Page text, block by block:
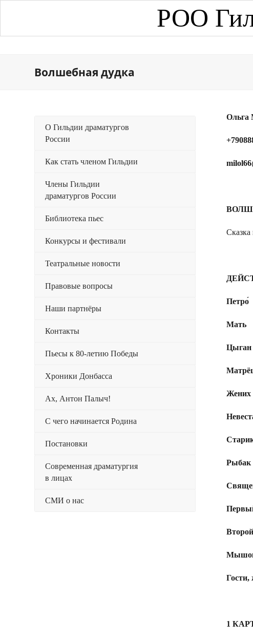
РОО
Волшебная дудка
Ольга
Сказка
Петро́
Мать
Цыган
Жених
Рыбак
1
О Гильдии драматургов
России
Как стать членом Гильдии
Члены Гильдии
драматургов России
Библиотека пьес
Конкурсы и фестивали
Театральные новости
Правовые вопросы
Наши партнёры
Контакты
Пьесы к 80-летию Победы
Хроники Донбасса
Ах, Антон Палыч!
С чего начинается Родина
Постановки
Современная драматургия
в лицах
СМИ о нас